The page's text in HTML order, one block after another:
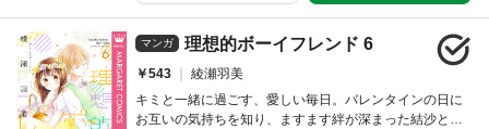
マンガ 理想的ボーイフレンド 6
￥543
綾瀬羽美
キミと一緒に過ごす、愛しい毎日。バレンタインの日に
お互いの気持ちを知り、ますます絆が深まった結沙と楓